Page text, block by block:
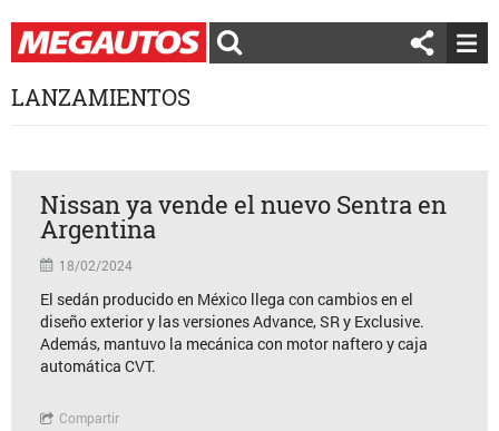
LANZAMIENTOS
Nissan ya vende el nuevo Sentra en
Argentina
18/02/2024
El sedán producido en México llega con cambios en el
diseño exterior y las versiones Advance, SR y Exclusive.
Además, mantuvo la mecánica con motor naftero y caja
automática CVT.
Compartir